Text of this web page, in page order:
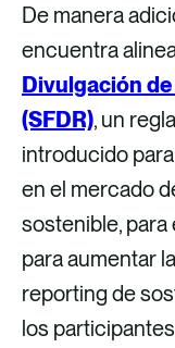
De manera
encuentra
Divulgación
(SFDR), un
introducido
en el mercado
sostenible, para
para aumentar
reporting de
los